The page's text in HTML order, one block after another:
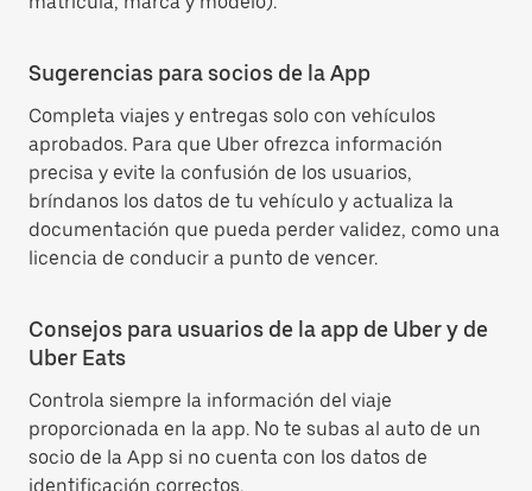
Sugerencias para socios de la App
Completa viajes y entregas solo con vehículos
aprobados. Para que Uber ofrezca información
precisa y evite la confusión de los usuarios,
bríndanos los datos de tu vehículo y actualiza la
documentación que pueda perder validez, como una
licencia de conducir a punto de vencer.
Consejos para usuarios de la app de Uber y de
Uber Eats
Controla siempre la información del viaje
proporcionada en la app. No te subas al auto de un
socio de la App si no cuenta con los datos de
identificación correctos.